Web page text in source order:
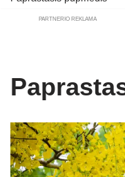
PARTNERIO REKLAMA